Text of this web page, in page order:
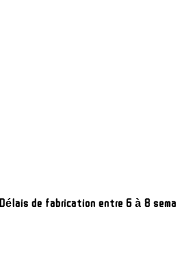
Délais de fabrication entre 6 à 8